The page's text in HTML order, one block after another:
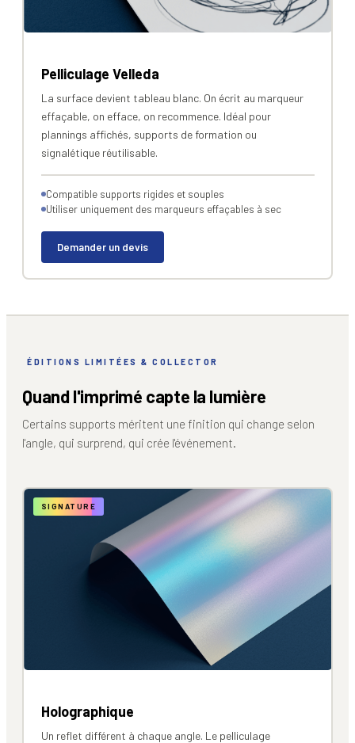
Pelliculage Velleda
La surface devient tableau blanc. On écrit au marqueur
effaçable, on efface, on recommence. Idéal pour
plannings affichés, supports de formation ou
signalétique réutilisable.
Compatible supports rigides et souples
Utiliser uniquement des marqueurs effaçables à sec
Demander un devis
ÉDITIONS LIMITÉES & COLLECTOR
Quand l'imprimé capte la lumière
Certains supports méritent une finition qui change selon
l'angle, qui surprend, qui crée l'événement.
SIGNATURE
Holographique
Un reflet différent à chaque angle. Le pelliculage